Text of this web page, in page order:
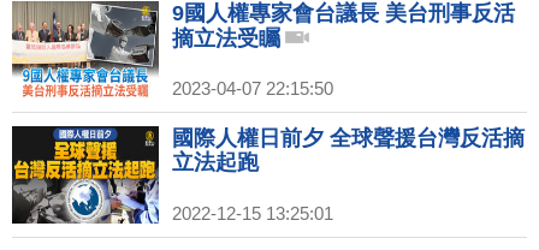
9國人權專家會台議長 美台刑事反活
摘立法受矚
2023-04-07 22:15:50
國際人權日前夕 全球聲援台灣反活摘
立法起跑
2022-12-15 13:25:01